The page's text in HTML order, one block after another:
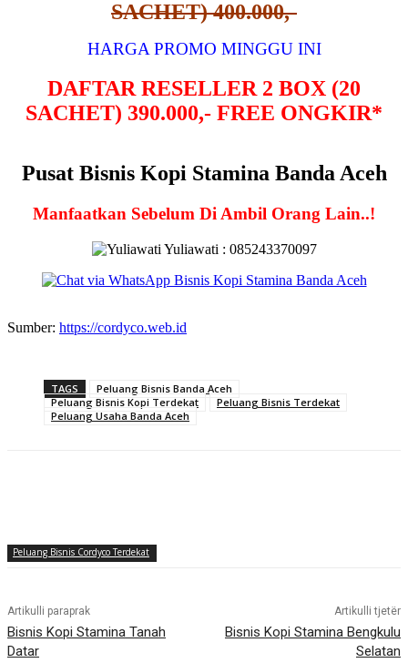
SACHET) 400.000,-
HARGA PROMO MINGGU INI
DAFTAR RESELLER 2 BOX (20
SACHET) 390.000,- FREE ONGKIR*
Pusat Bisnis Kopi Stamina Banda Aceh
Manfaatkan Sebelum Di Ambil Orang Lain..!
Yuliawati : 085243370097
Sumber: https://cordyco.web.id
TAGS
Peluang Bisnis Banda Aceh
Peluang Bisnis Kopi Terdekat
Peluang Bisnis Terdekat
Peluang Usaha Banda Aceh
Peluang Bisnis Cordyco Terdekat
Artikulli paraprak
Bisnis Kopi Stamina Tanah
Datar
Artikulli tjetër
Bisnis Kopi Stamina Bengkulu
Selatan